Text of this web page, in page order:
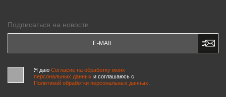
Подписаться на новости
Я даю Согласие на обработку моих
персональных данных и соглашаюсь c
Политикой обработки персональных данных